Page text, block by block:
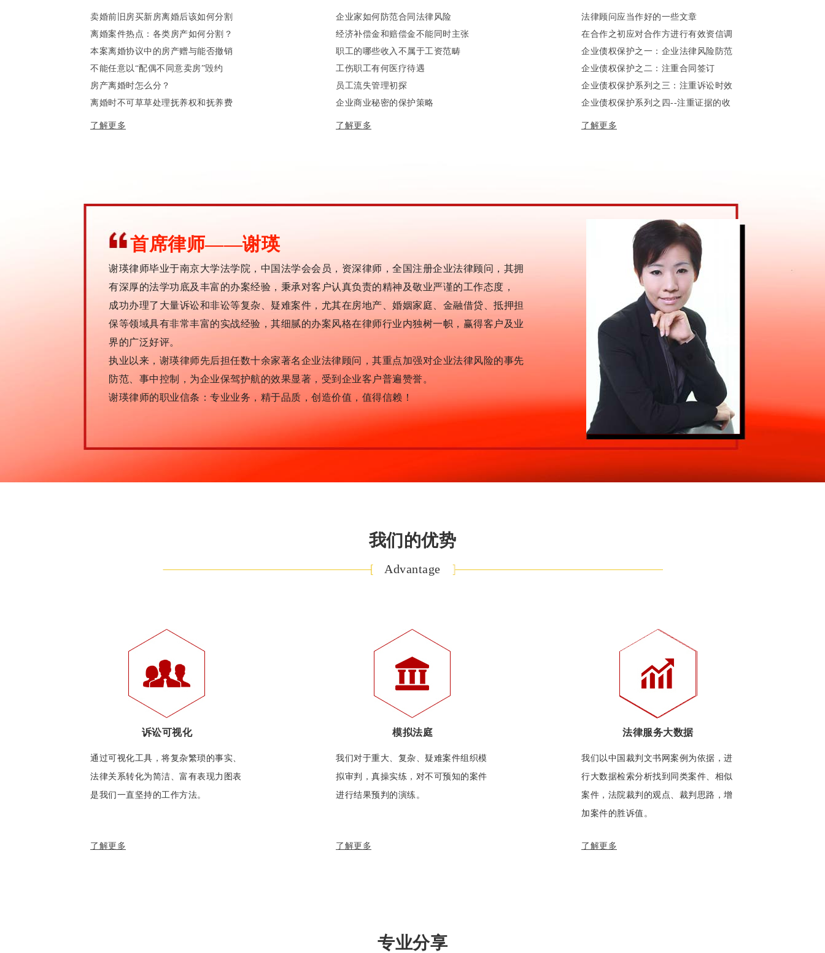
卖婚前旧房买新房离婚后该如何分割
离婚案件热点：各类房产如何分割？
本案离婚协议中的房产赠与能否撤销
不能任意以“配偶不同意卖房”毁约
房产离婚时怎么分？
离婚时不可草草处理抚养权和抚养费
了解更多
企业家如何防范合同法律风险
经济补偿金和赔偿金不能同时主张
职工的哪些收入不属于工资范畴
工伤职工有何医疗待遇
员工流失管理初探
企业商业秘密的保护策略
了解更多
法律顾问应当作好的一些文章
在合作之初应对合作方进行有效资信调
查和财产调查
企业债权保护之一：企业法律风险防范
机制的中国进程
企业债权保护之二：注重合同签订
企业债权保护系列之三：注重诉讼时效
企业债权保护系列之四--注重证据的收
集
了解更多
首席律师——谢瑛
谢瑛律师毕业于南京大学法学院，中国法学会会员，资深律师，全国注册企业法律顾问，其拥
有深厚的法学功底及丰富的办案经验，秉承对客户认真负责的精神及敬业严谨的工作态度，
成功办理了大量诉讼和非讼等复杂、疑难案件，尤其在房地产、婚姻家庭、金融借贷、抵押担
保等领域具有非常丰富的实战经验，其细腻的办案风格在律师行业内独树一帜，赢得客户及业
界的广泛好评。
执业以来，谢瑛律师先后担任数十余家著名企业法律顾问，其重点加强对企业法律风险的事先
防范、事中控制，为企业保驾护航的效果显著，受到企业客户普遍赞誉。
谢瑛律师的职业信条：专业业务，精于品质，创造价值，值得信赖！
我们的优势
Advantage
诉讼可视化
通过可视化工具，将复杂繁琐的事实、
法律关系转化为简洁、富有表现力图表
是我们一直坚持的工作方法。
了解更多
模拟法庭
我们对于重大、复杂、疑难案件组织模
拟审判，真操实练，对不可预知的案件
进行结果预判的演练。
了解更多
法律服务大数据
我们以中国裁判文书网案例为依据，进
行大数据检索分析找到同类案件、相似
案件，法院裁判的观点、裁判思路，增
加案件的胜诉值。
了解更多
专业分享